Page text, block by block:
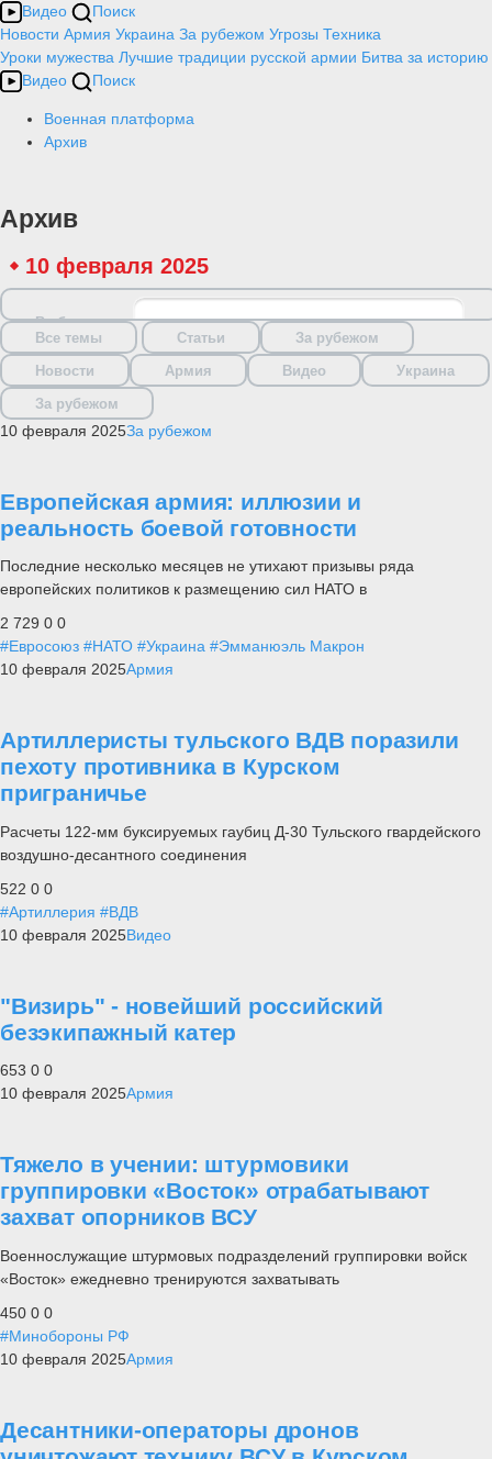
Видео
Поиск
Новости Армия Украина За рубежом Угрозы Техника
Уроки мужества Лучшие традиции русской армии Битва за историю
Видео
Поиск
Военная платформа
Архив
Архив
10 февраля 2025
Выбрать дату
Все темы
Статьи
За рубежом
Новости
Армия Видео
Украина
За рубежом
10 февраля 2025За рубежом
Европейская армия: иллюзии и
реальность боевой готовности
Последние несколько месяцев не утихают призывы ряда
европейских политиков к размещению сил НАТО в
2 729 0 0
#Евросоюз #НАТО #Украина #Эмманюэль Макрон
10 февраля 2025Армия
Артиллеристы тульского ВДВ поразили
пехоту противника в Курском
приграничье
Расчеты 122-мм буксируемых гаубиц Д-30 Тульского гвардейского
воздушно-десантного соединения
522 0 0
#Артиллерия #ВДВ
10 февраля 2025Видео
"Визирь" - новейший российский
безэкипажный катер
653 0 0
10 февраля 2025Армия
Тяжело в учении: штурмовики
группировки «Восток» отрабатывают
захват опорников ВСУ
Военнослужащие штурмовых подразделений группировки войск
«Восток» ежедневно тренируются захватывать
450 0 0
#Минобороны РФ
10 февраля 2025Армия
Десантники-операторы дронов